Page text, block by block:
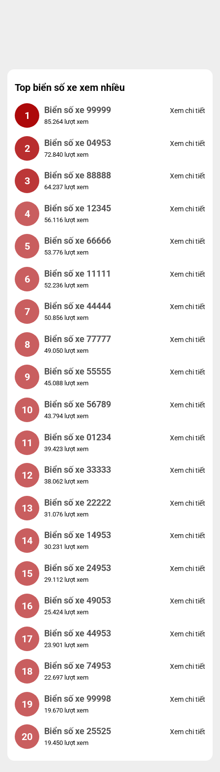
Top biển số xe xem nhiều
1 Biển số xe 99999
85.264 lượt xem
Xem chi tiết
2 Biển số xe 04953
72.840 lượt xem
Xem chi tiết
3 Biển số xe 88888
64.237 lượt xem
Xem chi tiết
4 Biển số xe 12345
56.116 lượt xem
Xem chi tiết
5 Biển số xe 66666
53.776 lượt xem
Xem chi tiết
6 Biển số xe 11111
52.236 lượt xem
Xem chi tiết
7 Biển số xe 44444
50.856 lượt xem
Xem chi tiết
8 Biển số xe 77777
49.050 lượt xem
Xem chi tiết
9 Biển số xe 55555
45.088 lượt xem
Xem chi tiết
10 Biển số xe 56789
43.794 lượt xem
Xem chi tiết
11 Biển số xe 01234
39.423 lượt xem
Xem chi tiết
12 Biển số xe 33333
38.062 lượt xem
Xem chi tiết
13 Biển số xe 22222
31.076 lượt xem
Xem chi tiết
14 Biển số xe 14953
30.231 lượt xem
Xem chi tiết
15 Biển số xe 24953
29.112 lượt xem
Xem chi tiết
16 Biển số xe 49053
25.424 lượt xem
Xem chi tiết
17 Biển số xe 44953
23.901 lượt xem
Xem chi tiết
18 Biển số xe 74953
22.697 lượt xem
Xem chi tiết
19 Biển số xe 99998
19.670 lượt xem
Xem chi tiết
20 Biển số xe 25525
19.450 lượt xem
Xem chi tiết